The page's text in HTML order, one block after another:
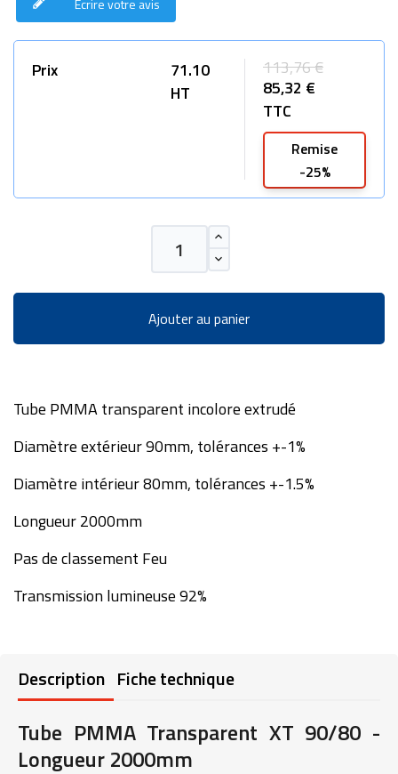
Écrire votre avis
Prix
71.10
HT
85,32 €
TTC
113,76 €
Remise
-25%
Ajouter au panier
Tube PMMA transparent incolore extrudé
Diamètre extérieur 90mm, tolérances +-1%
Diamètre intérieur 80mm, tolérances +-1.5%
Longueur 2000mm
Pas de classement Feu
Transmission lumineuse 92%
Description Fiche technique
Tube PMMA Transparent XT 90/80 -
Longueur 2000mm